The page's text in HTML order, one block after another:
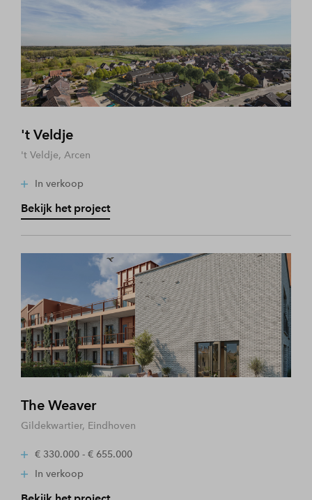
't Veldje
't Veldje, Arcen
In verkoop
Bekijk het project
The Weaver
Gildekwartier, Eindhoven
€ 330.000 - € 655.000
In verkoop